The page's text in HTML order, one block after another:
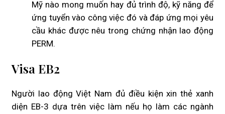
Mỹ nào mong muốn hay đủ trình độ, kỹ năng để
ứng tuyển vào công việc đó và đáp ứng mọi yêu
cầu khác được nêu trong chứng nhận lao động
PERM.
Visa EB2
Người lao động Việt Nam đủ điều kiện xin thẻ xanh
diện EB-3 dựa trên việc làm nếu họ làm các ngành